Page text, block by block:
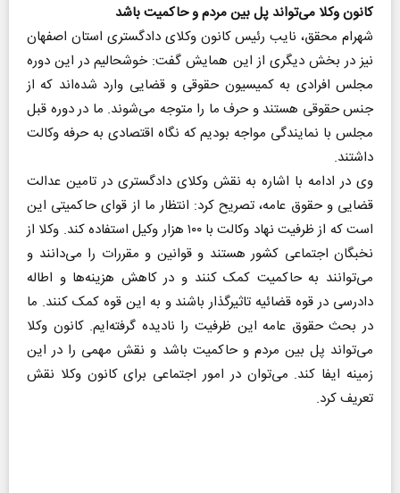
کانون وکلا می‌تواند پل بین مردم و حاکمیت باشد
شهرام محقق، نایب رئیس کانون وکلای دادگستری استان اصفهان
نیز در بخش دیگری از این همایش گفت: خوشحالیم در این دوره
مجلس افرادی به کمیسیون حقوقی و قضایی وارد شده‌اند که از
جنس حقوقی هستند و حرف ما را متوجه می‌شوند. ما در دوره قبل
مجلس با نمایندگی مواجه بودیم که نگاه اقتصادی به حرفه وکالت
داشتند.
وی در ادامه با اشاره به نقش وکلای دادگستری در تامین عدالت
قضایی و حقوق عامه، تصریح کرد: انتظار ما از قوای حاکمیتی این
است که از ظرفیت نهاد وکالت با ۱۰۰ هزار وکیل استفاده کند. وکلا از
نخبگان اجتماعی کشور هستند و قوانین و مقررات را می‌دانند و
می‌توانند به حاکمیت کمک کنند و در کاهش هزینه‌ها و اطاله
دادرسی در قوه قضائیه تاثیرگذار باشند و به این قوه کمک کنند. ما
در بحث حقوق عامه این ظرفیت را نادیده گرفته‌ایم. کانون وکلا
می‌تواند پل بین مردم و حاکمیت باشد و نقش مهمی را در این
زمینه ایفا کند. می‌توان در امور اجتماعی برای کانون وکلا نقش
تعریف کرد.